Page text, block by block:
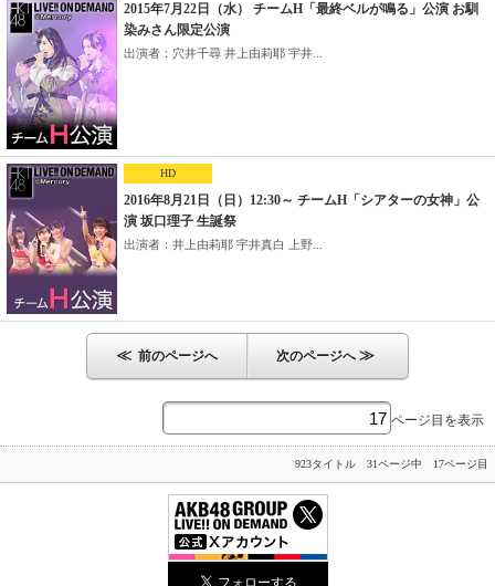
2015年7月22日（水） チームH「最終ベルが鳴る」公演 お馴
染みさん限定公演
出演者：穴井千尋 井上由莉耶 宇井...
HD
2016年8月21日（日）12:30～ チームH「シアターの女神」公
演 坂口理子 生誕祭
出演者：井上由莉耶 宇井真白 上野...
≪ 前のページへ 次のページへ≫
ページ目を表示
923タイトル 31ページ中 17ページ目